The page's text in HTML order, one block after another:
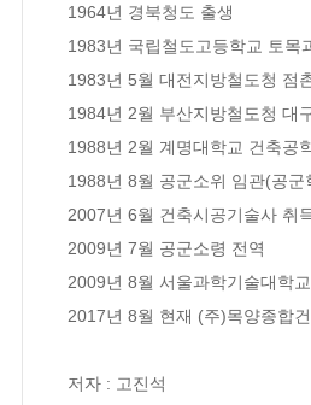
1964년 경북청도 출생
1983년 국립철도고등학교 토목
1983년 5월 대전지방철도청 점
1984년 2월 부산지방철도청 대
1988년 2월 계명대학교 건축공
1988년 8월 공군소위 임관(공군
2007년 6월 건축시공기술사 취
2009년 7월 공군소령 전역
2009년 8월 서울과학기술대학
2017년 8월 현재 (주)목양종합
저자 : 고진석